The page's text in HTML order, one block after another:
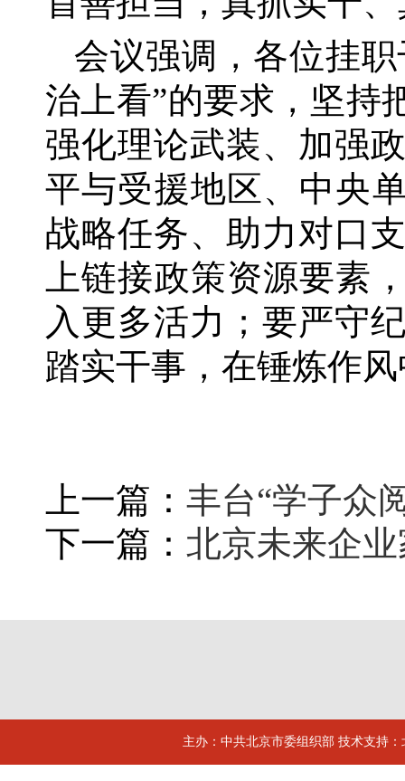
会议强调，各位挂
治上看”的要求，坚持
强化理论武装、加强
平与受援地区、中央
战略任务、助力对口
上链接政策资源要素
入更多活力；要严守
踏实干事，在锤炼作
上一篇： 丰台“学子众
下一篇： 北京未来企
主办：中共北京市委组织部 技术支持